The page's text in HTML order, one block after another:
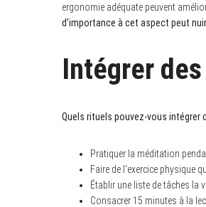
ergonomie adéquate peuvent
d’importance à cet aspect peut
Intégrer
Quels rituels pouvez-vous
Pratiquer la méditation
Faire de l’exercice physique
Établir une liste de tâches la
Consacrer 15 minutes à la